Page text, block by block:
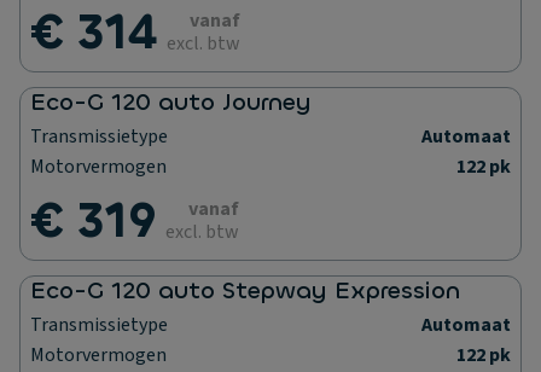
€ 314
vanaf
excl. btw
Eco-G 120 auto Journey
Transmissietype
Automaat
Motorvermogen
122 pk
€ 319
vanaf
excl. btw
Eco-G 120 auto Stepway Expression
Transmissietype
Automaat
Motorvermogen
122 pk